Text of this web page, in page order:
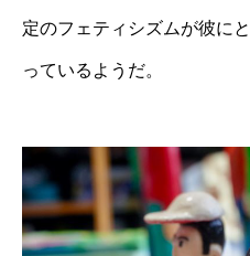
定のフェティシズムが彼に
っているようだ。